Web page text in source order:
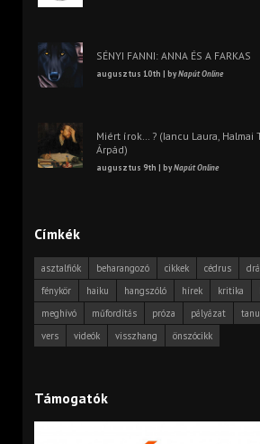
SÉNYI FANNI: ANNA ÉS A FARKAS
augusztus 10th | byNapút Online
Miért írok… ? (Iancu Laura, Halmai
Árpád)
augusztus 9th | byNapút Online
Címkék
asztalfiók beharangozó cikkek cédrus
fénykör
haiku hangszóló hírek kritika
meghívó
műfordítás próza pályázat
vers
videók visszhang önszócikk
Támogatók